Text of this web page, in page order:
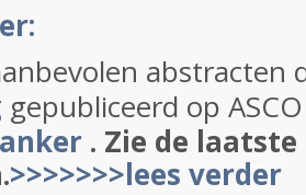
abstracten
gepubliceerd op
. Zie de
>>>>>>>lees verder